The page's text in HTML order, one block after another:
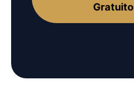
Gratuito